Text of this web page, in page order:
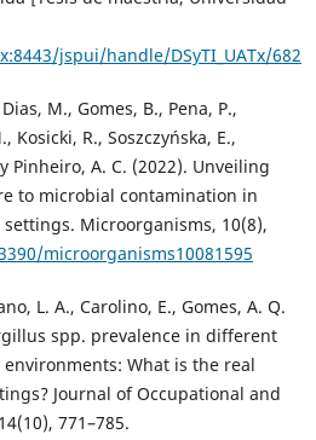
jspui/handle/DSyTI_UATx/682
M., Gomes, B., Pena, P.,
Kosicki, R., Soszczyńska, E.,
Pinheiro, A. C. (2022). Unveiling
to microbial contamination in
Microorganisms, 10(8),
microorganisms10081595
L. A., Carolino, E., Gomes, A. Q.
spp. prevalence in different
What is the real
Journal of Occupational and
771–785.